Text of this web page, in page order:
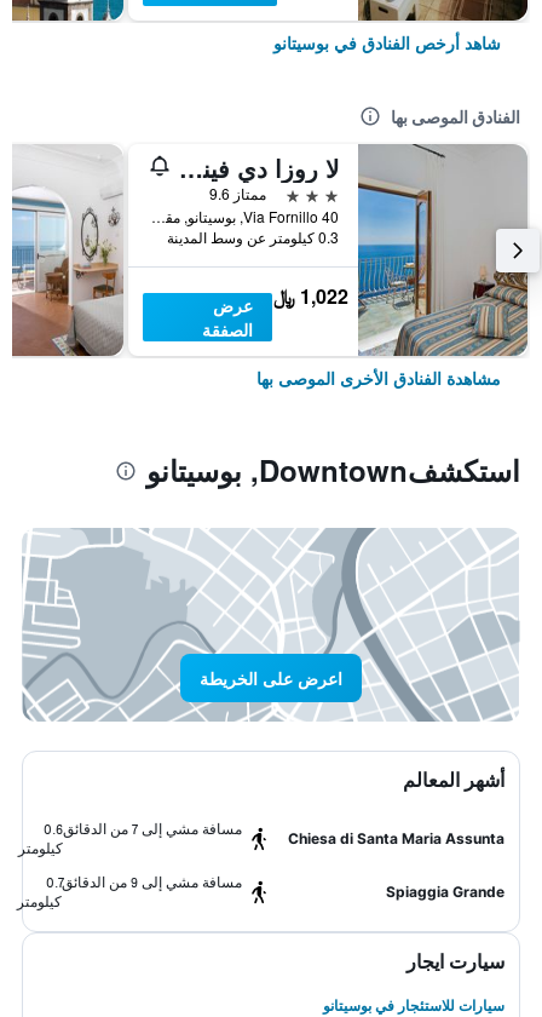
شاهد أرخص الفنادق في بوسيتانو
الفنادق الموصى بها
لا روزا دي فينتي
3 نجوم
ممتاز 9.6
Via Fornillo 40, بوسيتانو, مقاطعة ساليرنو, إيطاليا
0.3 كيلومتر عن وسط المدينة
1,022 ﷼
عرض
الصفقة
مشاهدة الفنادق الأخرى الموصى بها
استكشفDowntown, بوسيتانو
اعرض على الخريطة
أشهر المعالم
Chiesa di Santa Maria Assunta
مسافة مشي إلى 7 من الدقائق
0.6
كيلومتر
Spiaggia Grande
مسافة مشي إلى 9 من الدقائق
0.7
كيلومتر
سيارت ايجار
سيارات للاستئجار في بوسيتانو